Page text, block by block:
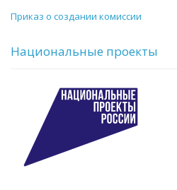
Приказ о создании комиссии
Национальные проекты